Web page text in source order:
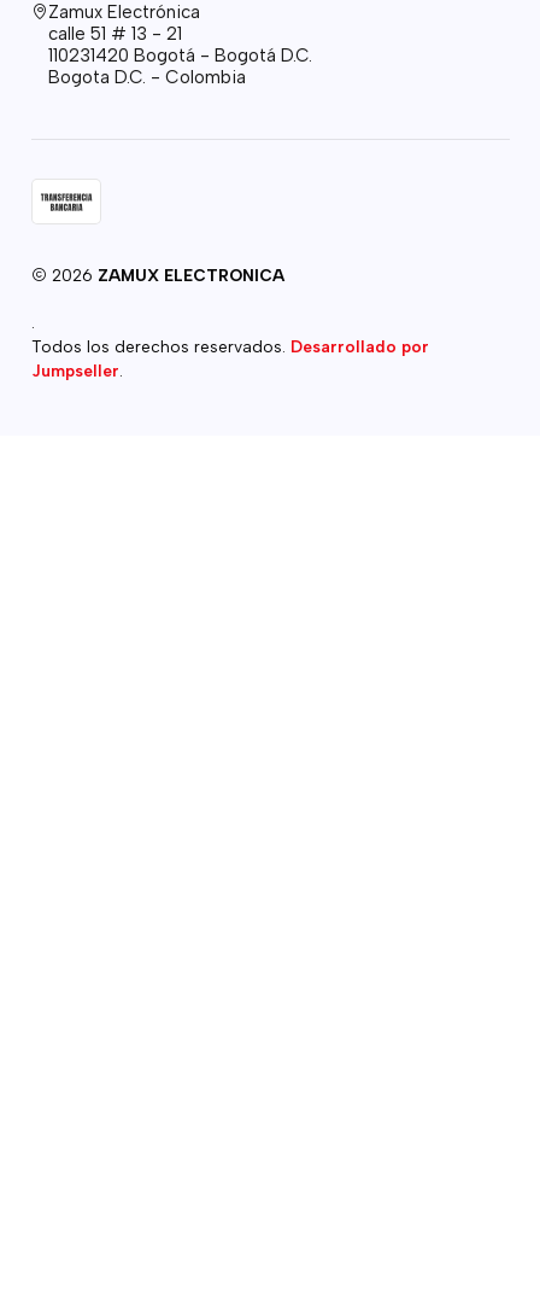
Zamux Electrónica
calle 51 # 13 - 21
110231420 Bogotá - Bogotá D.C.
Bogota D.C. - Colombia
2026 ZAMUX ELECTRONICA
Todos los derechos reservados. Desarrollado por
Jumpseller